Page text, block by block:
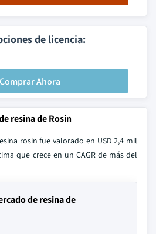
de licencia:
Comprar Ahora
resina de Rosin
rosin fue valorado en USD 2,4 mil
que crece en un CAGR de más del
de resina de